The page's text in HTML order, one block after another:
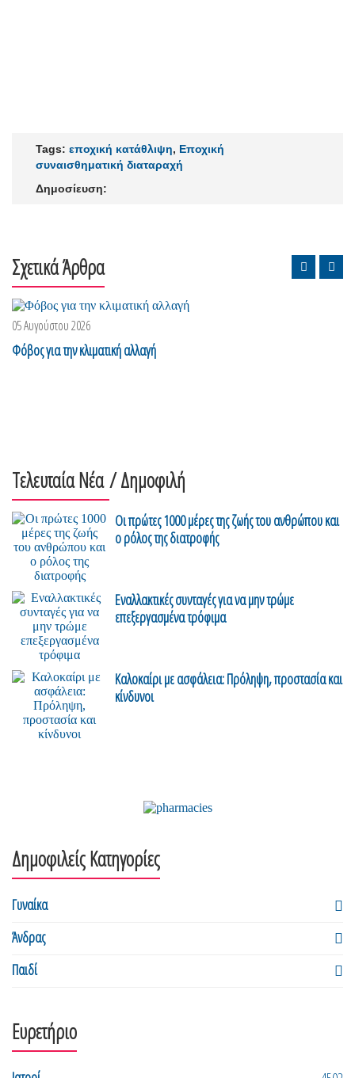
Tags: εποχική κατάθλιψη, Εποχική
συναισθηματική διαταραχή
Δημοσίευση:
Σχετικά Άρθρα
05 Αυγούστου 2026
Φόβος για την κλιματική αλλαγή
Τελευταία Νέα/ Δημοφιλή
Οι πρώτες 1000 μέρες της ζωής του ανθρώπου και
ο ρόλος της διατροφής
Εναλλακτικές συνταγές για να μην τρώμε
επεξεργασμένα τρόφιμα
Καλοκαίρι με ασφάλεια: Πρόληψη, προστασία και
κίνδυνοι
Δημοφιλείς Κατηγορίες
Γυναίκα
Άνδρας
Παιδί
Ευρετήριο